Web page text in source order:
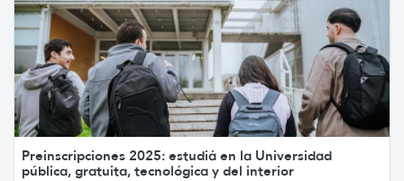
Preinscripciones 2025: estudiá en la Universidad
pública, gratuita, tecnológica y del interior